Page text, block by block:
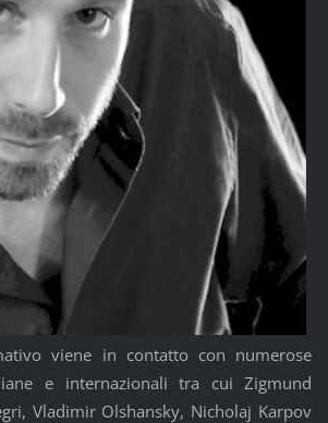
viene in contatto con numerose
e internazionali tra cui Zigmund
Vladimir Olshansky, Nicholaj Karpov